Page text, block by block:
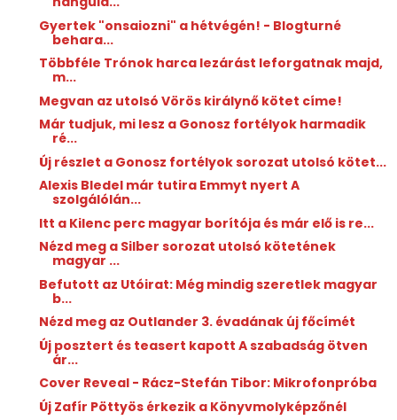
Gyertek "onsaiozni" a hétvégén! - Blogturné
behara...
Többféle Trónok harca lezárást leforgatnak majd,
m...
Megvan az utolsó Vörös királynő kötet címe!
Már tudjuk, mi lesz a Gonosz fortélyok harmadik
ré...
Új részlet a Gonosz fortélyok sorozat utolsó kötet...
Alexis Bledel már tutira Emmyt nyert A
szolgálólán...
Itt a Kilenc perc magyar borítója és már elő is re...
Nézd meg a Silber sorozat utolsó kötetének
magyar ...
Befutott az Utóirat: Még mindig szeretlek magyar
b...
Nézd meg az Outlander 3. évadának új főcímét
Új posztert és teasert kapott A szabadság ötven
ár...
Cover Reveal - Rácz-Stefán Tibor: Mikrofonpróba
Új Zafír Pöttyös érkezik a Könyvmolyképzőnél